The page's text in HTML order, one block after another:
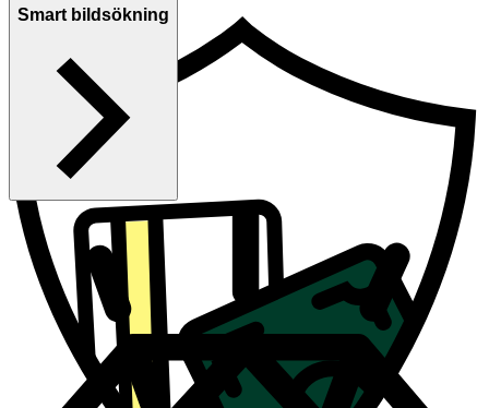
Smart bildsökning